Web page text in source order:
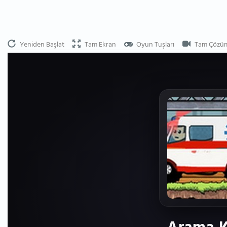
Yeniden Başlat Tam Ekran Oyun Tuşları Tam